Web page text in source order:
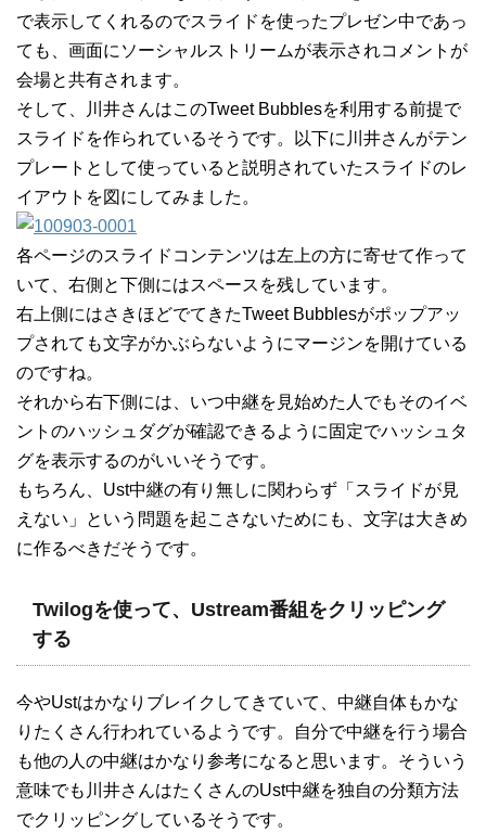
で表示してくれるのでスライドを使ったプレゼン中であっ
ても、画面にソーシャルストリームが表示されコメントが
会場と共有されます。
そして、川井さんはこのTweet Bubblesを利用する前提で
スライドを作られているそうです。以下に川井さんがテン
プレートとして使っていると説明されていたスライドのレ
イアウトを図にしてみました。
各ページのスライドコンテンツは左上の方に寄せて作って
いて、右側と下側にはスペースを残しています。
右上側にはさきほどでてきたTweet Bubblesがポップアッ
プされても文字がかぶらないようにマージンを開けている
のですね。
それから右下側には、いつ中継を見始めた人でもそのイベ
ントのハッシュダグが確認できるように固定でハッシュタ
グを表示するのがいいそうです。
もちろん、Ust中継の有り無しに関わらず「スライドが見
えない」という問題を起こさないためにも、文字は大きめ
に作るべきだそうです。
Twilogを使って、Ustream番組をクリッピング
する
今やUstはかなりブレイクしてきていて、中継自体もかな
りたくさん行われているようです。自分で中継を行う場合
も他の人の中継はかなり参考になると思います。そういう
意味でも川井さんはたくさんのUst中継を独自の分類方法
でクリッピングしているそうです。